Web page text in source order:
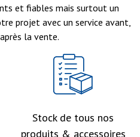
et fiables mais surtout un
projet avec un service avant,
la vente.
Stock de tous nos
produits & accessoires